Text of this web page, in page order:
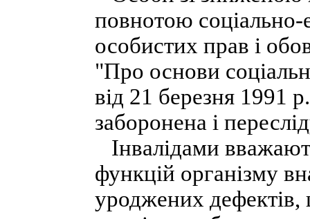
повнотою соціально-
особистих прав і
"Про основи
від 21 березня 1991
заборонена і
Інвалідами
функцій організму
уроджених дефектів,